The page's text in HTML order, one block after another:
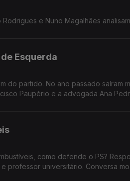
e Nuno Magalhães
Esquerda
do partido. No ano passado saíram
Paupério e a advogada Ana
como defende o PS?
professor universitário. Conversa